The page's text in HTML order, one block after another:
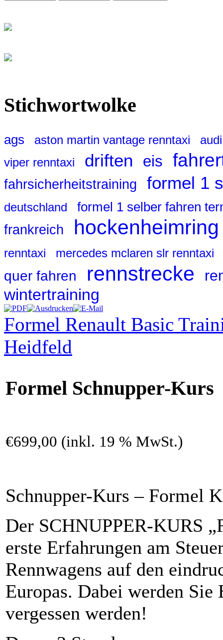
Stichwortwolke
ags aston martin vantage renntaxi
viper renntaxi
driften eis
fahrsicherheitstraining formel 1
deutschland formel 1 selber fahren
frankreich hockenheimring
renntaxi mercedes mclaren slr renntaxi
quer fahren rennstrecke
wintertraining
Formel Renault Basic
Heidfeld
Formel Schnupper-Kurs
€699,00 (inkl. 19 % MwSt.)
Schnupper-Kurs – Formel
Der SCHNUPPER-KURS
erste Erfahrungen am
Rennwagens auf den
Europas. Dabei werden
vergessen werden!